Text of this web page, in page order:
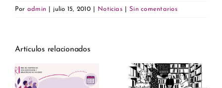
Por admin julio 15, 2010 Noticias Sin comentarios
Artículos relacionados